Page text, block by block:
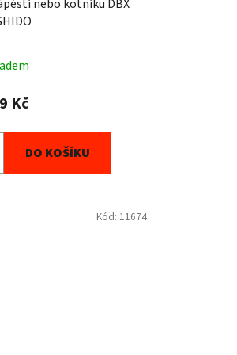
nebo kotníku DBX
Kč
DO KOŠÍKU
Kód: 11674